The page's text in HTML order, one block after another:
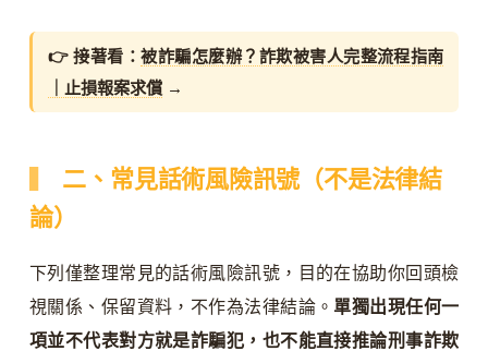
👉 接著看：被詐騙怎麼辦？詐欺被害人完整流程指南
｜止損報案求償→
二、常見話術風險訊號（不是法律結
論）
下列僅整理常見的話術風險訊號，目的在協助你回頭檢
視關係、保留資料，不作為法律結論。 單獨出現任何一
項並不代表對方就是詐騙犯，也不能直接推論刑事詐欺